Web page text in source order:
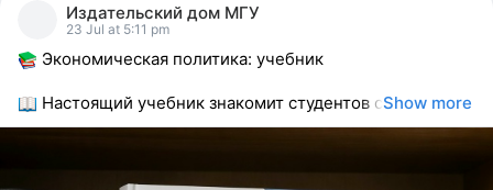
Издательский дом МГУ
23 Jul at 5:11 pm
Экономическая политика: учебник
Настоящий учебник знакомит студентов сShow more